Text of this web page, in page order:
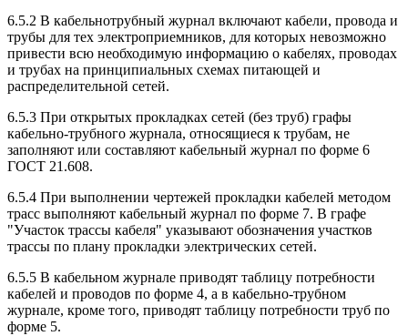
6.5.2 В кабельнотрубный журнал включают кабели, провода и
трубы для тех электроприемников, для которых невозможно
привести всю необходимую информацию о кабелях, проводах
и трубах на принципиальных схемах питающей и
распределительной сетей.
6.5.3 При открытых прокладках сетей (без труб) графы
кабельно-трубного журнала, относящиеся к трубам, не
заполняют или составляют кабельный журнал по форме 6
ГОСТ 21.608.
6.5.4 При выполнении чертежей прокладки кабелей методом
трасс выполняют кабельный журнал по форме 7. В графе
"Участок трассы кабеля" указывают обозначения участков
трассы по плану прокладки электрических сетей.
6.5.5 В кабельном журнале приводят таблицу потребности
кабелей и проводов по форме 4, а в кабельно-трубном
журнале, кроме того, приводят таблицу потребности труб по
форме 5.